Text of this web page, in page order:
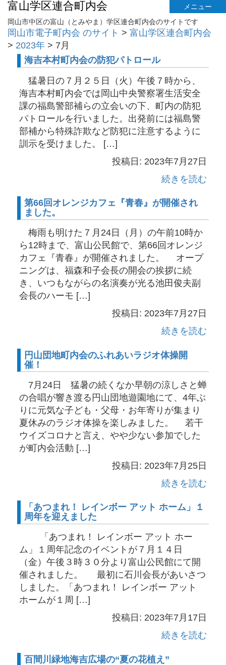
富山学区連合町内会
メニュー
岡山市中区の富山（とみやま）学区連合町内会のサイトです
岡山市電子町内会 のサイト > 富山学区連合町内会
> 2023年 > 7月
海吉本村町内会の防犯パトロール
猛暑日の７月２５日（火）午後７時から、
海吉本村町内会では岡山中央警察署生活安全
課の福島警部補らの立会いの下、町内の防犯
パトロールを行いました。出発前には福島警
部補から特殊詐欺など防犯に注意するように
訓示を受けました。 […]
投稿日: 2023年7月27日
続きを読む
第66回オレンジカフェ『青春』が開催され
ました。
梅雨も明けた７月24日（月）の午前10時か
ら12時まで、富山公民館で、第66回オレンジ
カフェ『青春』が開催されました。 オープ
ニングは、福森和子会長の開会の挨拶に続
き、いつもながらの名演奏が光る池田俊夫副
会長のハーモ […]
投稿日: 2023年7月27日
続きを読む
円山団地町内会のふれあいラジオ体操開
催！
7月24日 猛暑の続くなか早朝の涼しさと蝉
の合唱が響き渡る円山団地遊園地にて、4年ぶ
りに元気な子ども・父母・お年寄りが集まり
夏休みのラジオ体操を楽しみました。 若干
ウイズコロナと言え、やや少ない参加でした
が町内会活動 […]
投稿日: 2023年7月25日
続きを読む
「あつまれ！ レインボー アット ホーム」１
周年を迎えました
「あつまれ！ レインボー アット ホー
ム」１周年記念のイベントが７月１４日
（金）午後３時３０分より富山公民館にて開
催されました。 最初に石川会長があいさつ
しました。「あつまれ！ レインボー アット
ホームが１周 […]
投稿日: 2023年7月17日
続きを読む
百間川緑地海吉広場の“夏の花植え”